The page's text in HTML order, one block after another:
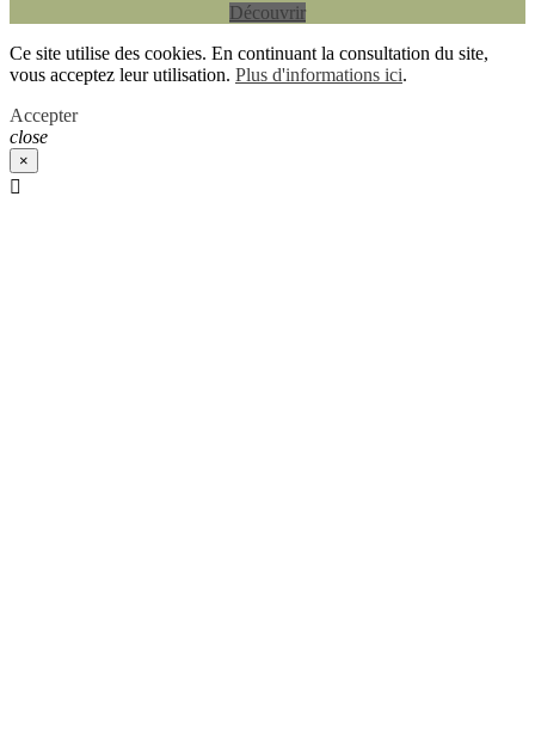
Découvrir
Ce site utilise des cookies. En continuant la consultation du site,
vous acceptez leur utilisation. Plus d'informations ici.
Accepter
close
×
